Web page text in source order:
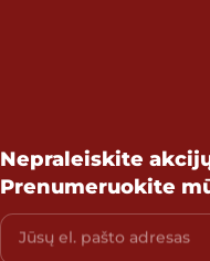
Nepraleiskite
Prenumeruokite
Jūsų el. pašto adresas